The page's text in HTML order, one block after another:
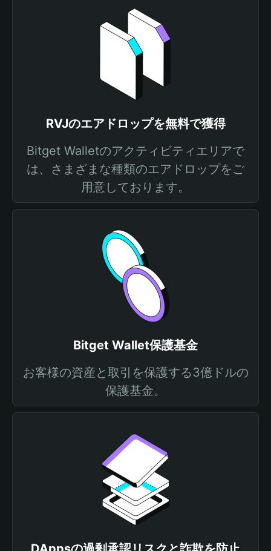
RVJのエアドロップを無料で獲得
Bitget Walletのアクティビティエリアで
は、さまざまな種類のエアドロップをご
用意しております。
Bitget Wallet保護基金
お客様の資産と取引を保護する3億ドルの
保護基金。